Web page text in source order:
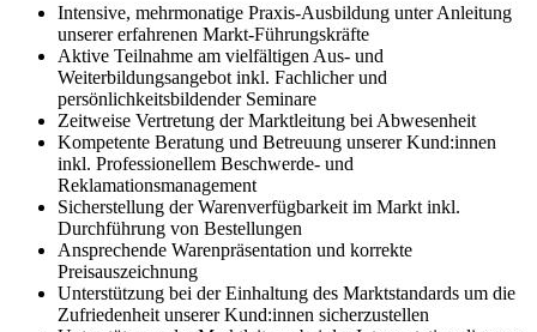
Intensive, mehrmonatige Praxis-Ausbildung unter Anleitung
unserer erfahrenen Markt-Führungskräfte
Aktive Teilnahme am vielfältigen Aus- und
Weiterbildungsangebot inkl. Fachlicher und
persönlichkeitsbildender Seminare
Zeitweise Vertretung der Marktleitung bei Abwesenheit
Kompetente Beratung und Betreuung unserer Kund:innen
inkl. Professionellem Beschwerde- und
Reklamationsmanagement
Sicherstellung der Warenverfügbarkeit im Markt inkl.
Durchführung von Bestellungen
Ansprechende Warenpräsentation und korrekte
Preisauszeichnung
Unterstützung bei der Einhaltung des Marktstandards um die
Zufriedenheit unserer Kund:innen sicherzustellen